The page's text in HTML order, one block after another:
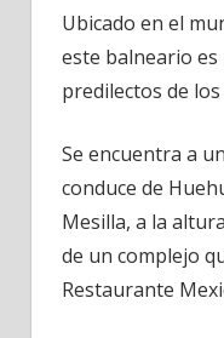
Ubicado en el
este balneario
predilectos de
Se encuentra a
conduce de
Mesilla, a la
de un complejo
Restaurante